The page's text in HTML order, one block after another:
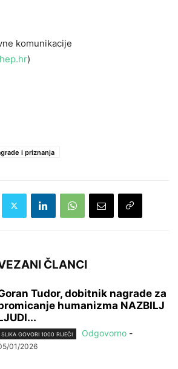
komunikacije
)
i priznanja
ČLANCI
Tudor, dobitnik nagrade za
humanizma NAZBILJ
SLIKA GOVORI 1000 RIJEČI Odgovorno -
01/2026